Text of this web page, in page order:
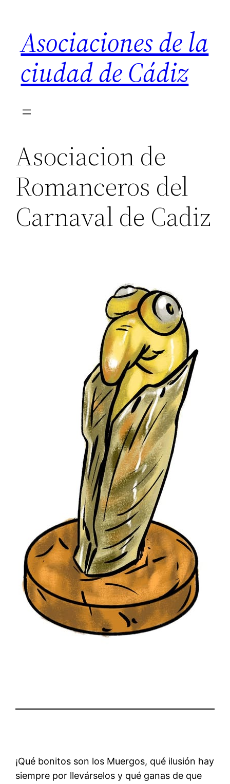
contenido
Asociaciones de la
ciudad de Cádiz
Asociacion de
Romanceros del
Carnaval de Cadiz
¡Qué bonitos son los Muergos, qué ilusión hay
siempre por llevárselos y qué ganas de que